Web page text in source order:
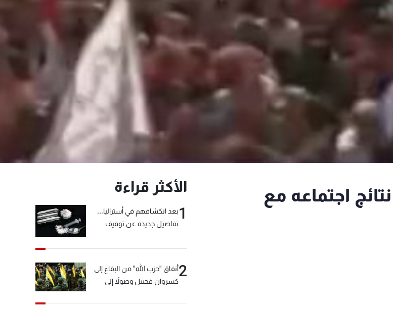
اجتماعه مع
الأكثر قراءة
1بعد انكشافهم في أستراليا...
تفاصيل جديدة عن توقيف
2أنفاق "حزب الله" من البقاع إلى
كسروان فجبيل وصولاً إلى